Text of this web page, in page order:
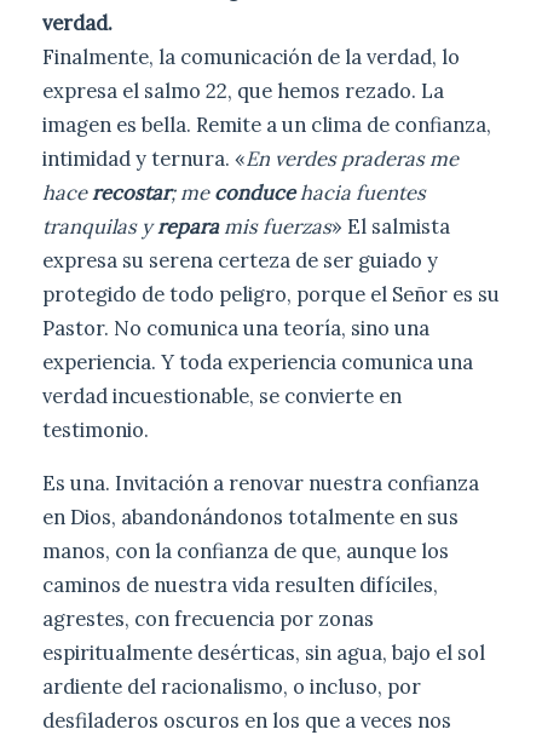
verdad.
Finalmente, la comunicación de la verdad, lo
expresa el salmo 22, que hemos rezado. La
imagen es bella. Remite a un clima de confianza,
intimidad y ternura. «En verdes praderas me
hacerecostar; meconducehacia fuentes
tranquilas yreparamis fuerzas» El salmista
expresa su serena certeza de ser guiado y
protegido de todo peligro, porque el Señor es su
Pastor. No comunica una teoría, sino una
experiencia. Y toda experiencia comunica una
verdad incuestionable, se convierte en
testimonio.
Es una. Invitación a renovar nuestra confianza
en Dios, abandonándonos totalmente en sus
manos, con la confianza de que, aunque los
caminos de nuestra vida resulten difíciles,
agrestes, con frecuencia por zonas
espiritualmente desérticas, sin agua, bajo el sol
ardiente del racionalismo, o incluso, por
desfiladeros oscuros en los que a veces nos